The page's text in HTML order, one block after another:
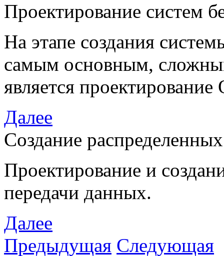
Проектирование систем
На этапе создания
самым основным,
является
Далее
Создание
Проектирование и
передачи данных.
Далее
Предыдущая Следующая